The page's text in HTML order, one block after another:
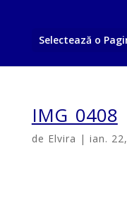
Selectează o
IMG_0408
de Elvira | ian.